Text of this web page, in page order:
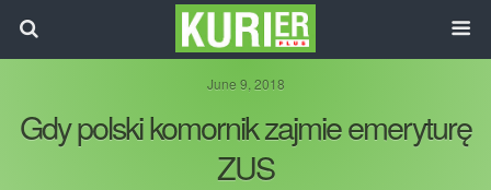
June 9, 2018
Gdy polski komornik zajmie emeryturę
ZUS